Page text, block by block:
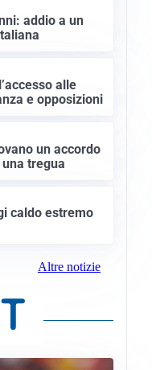
addio a un
alle
e opposizioni
un accordo
tregua
caldo estremo
Altre notizie